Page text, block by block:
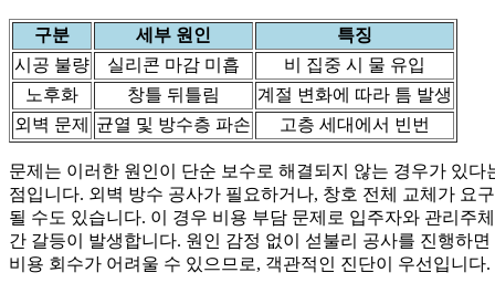
구분 세부 원인
특징
시공 불량
실리콘 마감 미흡
비 집중 시 물 유입
노후화
창틀 뒤틀림
계절 변화에 따라 틈 발생
외벽 문제
균열 및 방수층 파손 고층 세대에서 빈번
문제는 이러한 원인이 단순 보수로 해결되지 않는 경우가 있다
점입니다. 외벽 방수 공사가 필요하거나, 창호 전체 교체가 요구
될 수도 있습니다. 이 경우 비용 부담 문제로 입주자와 관리주체
간 갈등이 발생합니다. 원인 감정 없이 섣불리 공사를 진행하면
비용 회수가 어려울 수 있으므로, 객관적인 진단이 우선입니다.